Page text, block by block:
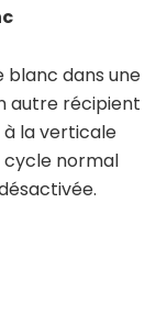
blanc dans une
autre récipient
la verticale
cycle normal